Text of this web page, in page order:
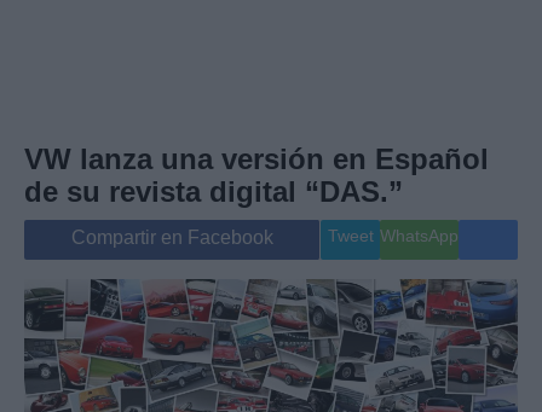
Internacional
Viajes
Gente
Musica
VW lanza una versión en Español
de su revista digital “DAS.”
Compartir en Facebook Tweet WhatsApp